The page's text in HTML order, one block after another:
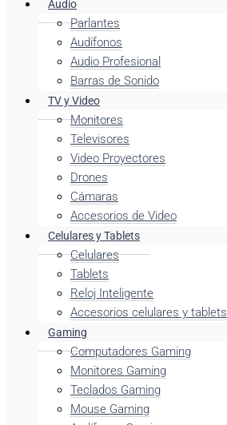
Audio
Parlantes
Audífonos
Audio Profesional
Barras de Sonido
TV y Video
Monitores
Televisores
Video Proyectores
Drones
Cámaras
Accesorios de Video
Celulares y Tablets
Celulares
Tablets
Reloj Inteligente
Accesorios celulares y tablets
Gaming
Computadores Gaming
Monitores Gaming
Teclados Gaming
Mouse Gaming